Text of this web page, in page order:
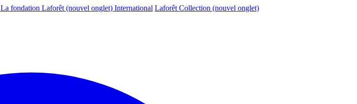
La fondation Laforêt (nouvel onglet) International Laforêt Collection (nouvel onglet)